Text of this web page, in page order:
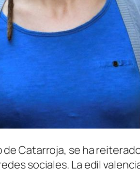
Catarroja, se ha
sociales. La edil